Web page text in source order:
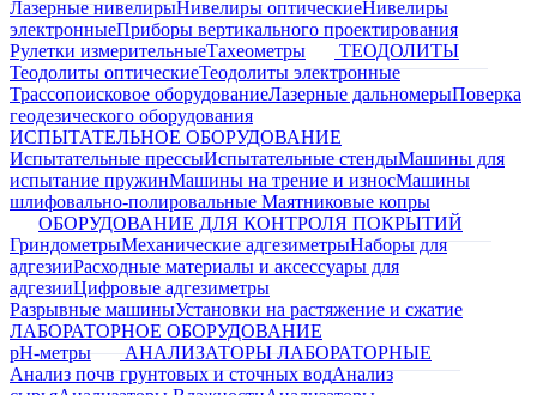
Лазерные нивелирыНивелиры оптическиеНивелиры
электронныеПриборы вертикального проектирования
Рулетки измерительныеТахеометры
ТЕОДОЛИТЫ
Теодолиты оптическиеТеодолиты электронные
Трассопоисковое оборудованиеЛазерные дальномерыПоверка
геодезического оборудования
ИСПЫТАТЕЛЬНОЕ ОБОРУДОВАНИЕ
Испытательные прессыИспытательные стендыМашины для
испытание пружинМашины на трение и износМашины
шлифовально-полировальные Маятниковые копры
ОБОРУДОВАНИЕ ДЛЯ КОНТРОЛЯ ПОКРЫТИЙ
ГриндометрыМеханические адгезиметрыНаборы для
адгезииРасходные материалы и аксессуары для
адгезииЦифровые адгезиметры
Разрывные машиныУстановки на растяжение и сжатие
ЛАБОРАТОРНОЕ ОБОРУДОВАНИЕ
pH-метры
АНАЛИЗАТОРЫ ЛАБОРАТОРНЫЕ
Анализ почв грунтовых и сточных водАнализ